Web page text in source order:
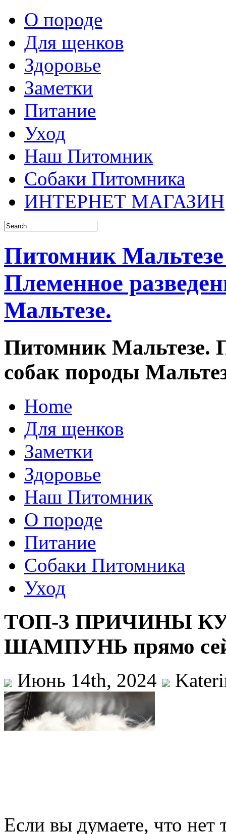
О породе
Для щенков
Здоровье
Заметки
Питание
Уход
Наш Питомник
Собаки Питомника
ИНТЕРНЕТ МАГАЗИН
Питомник
Племенное
Мальтезе.
Питомник Мальтезе.
собак породы
Home
Для щенков
Заметки
Здоровье
Наш Питомник
О породе
Питание
Собаки Питомника
Уход
ТОП-3 ПРИЧИНЫ
ШАМПУНЬ прямо
Июнь 14th, 2024
Если вы думаете, что нет